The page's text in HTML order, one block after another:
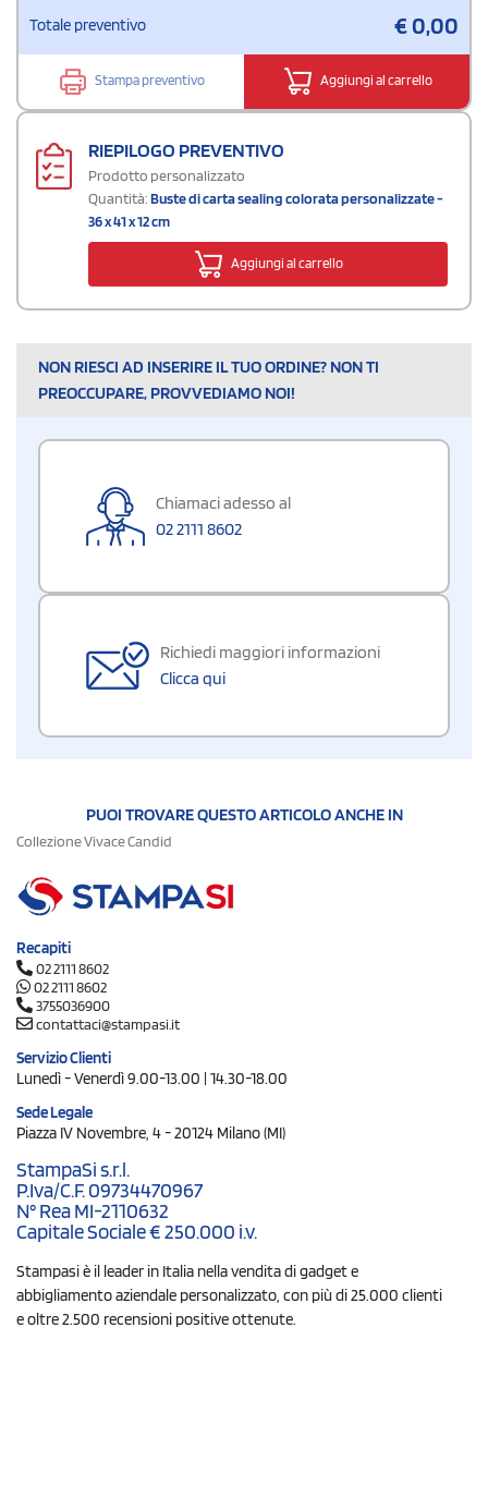
Totale preventivo €0,00
Stampa preventivo Aggiungi al carrello
RIEPILOGO PREVENTIVO
Prodotto personalizzato
Quantità:Buste di carta sealing colorata personalizzate -
36 x 41 x 12 cm
Aggiungi al carrello
NON RIESCI AD INSERIRE IL TUO ORDINE? NON TI
PREOCCUPARE, PROVVEDIAMO NOI!
Chiamaci adesso al
02 2111 8602
Richiedi maggiori informazioni
Clicca qui
PUOI TROVARE QUESTO ARTICOLO ANCHE IN
Collezione Vivace Candid
Recapiti
02 2111 8602
02 2111 8602
3755036900
contattaci@stampasi.it
Servizio Clienti
Lunedì - Venerdì 9.00-13.00 | 14.30-18.00
Sede Legale
Piazza IV Novembre, 4 - 20124 Milano (MI)
StampaSi s.r.l.
P.Iva/C.F. 09734470967
N° Rea MI-2110632
Capitale Sociale € 250.000 i.v.
Stampasi è il leader in Italia nella vendita di gadget e
abbigliamento aziendale personalizzato, con più di 25.000 clienti
e oltre 2.500 recensioni positive ottenute.